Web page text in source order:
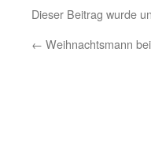
Dieser Beitrag wurde
← Weihnachtsmann